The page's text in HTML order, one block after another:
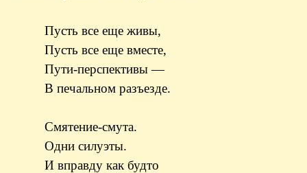
Пусть все еще живы,
Пусть все еще вместе,
Пути-перспективы —
В печальном разъезде.
Смятение-смута.
Одни силуэты.
И вправду как будто